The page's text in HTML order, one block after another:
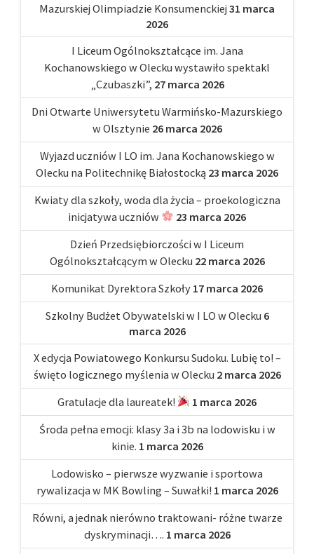
Mazurskiej Olimpiadzie Konsumenckiej 31 marca
2026
I Liceum Ogólnokształcące im. Jana
Kochanowskiego w Olecku wystawiło spektakl
„Czubaszki”, 27 marca 2026
Dni Otwarte Uniwersytetu Warmińsko-Mazurskiego
w Olsztynie 26 marca 2026
Wyjazd uczniów I LO im. Jana Kochanowskiego w
Olecku na Politechnikę Białostocką 23 marca 2026
Kwiaty dla szkoły, woda dla życia – proekologiczna
inicjatywa uczniów
23 marca 2026
Dzień Przedsiębiorczości w I Liceum
Ogólnokształcącym w Olecku 22 marca 2026
Komunikat Dyrektora Szkoły 17 marca 2026
Szkolny Budżet Obywatelski w I LO w Olecku 6
marca 2026
X edycja Powiatowego Konkursu Sudoku. Lubię to! –
święto logicznego myślenia w Olecku 2 marca 2026
Gratulacje dla laureatek!
1 marca 2026
Środa pełna emocji: klasy 3a i 3b na lodowisku i w
kinie. 1 marca 2026
Lodowisko – pierwsze wyzwanie i sportowa
rywalizacja w MK Bowling – Suwałki! 1 marca 2026
Równi, a jednak nierówno traktowani- różne twarze
dyskryminacji…. 1 marca 2026